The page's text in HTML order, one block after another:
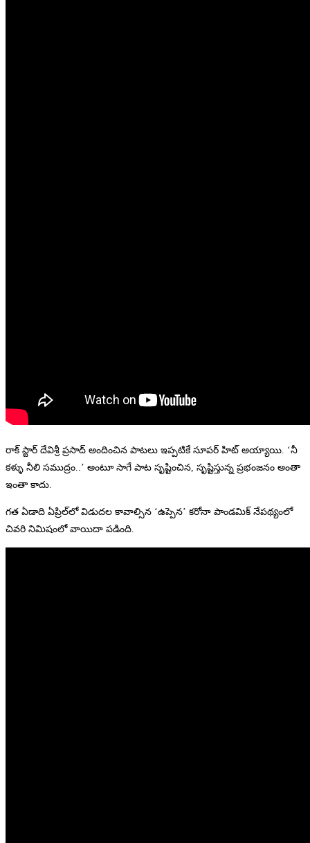
రాక్ స్టార్ దేవిశ్రీ ప్రసాద్ అందించిన పాటలు ఇప్పటికే సూపర్ హిట్ అయ్యాయి. ‘నీ
కళ్ళు నీలి సముద్రం..’ అంటూ సాగే పాట సృష్టించిన, సృష్టిస్తున్న ప్రభంజనం అంతా
ఇంతా కాదు.
గత ఏడాది ఏప్రిల్‌లో విడుదల కావాల్సిన ‘ఉప్పెన’ కరోనా పాండమిక్ నేపథ్యంలో
చివరి నిమిషంలో వాయిదా పడింది.